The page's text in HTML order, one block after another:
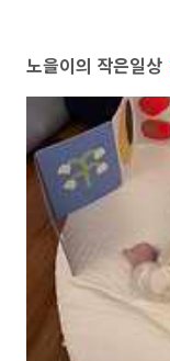
노을이의 작은일상